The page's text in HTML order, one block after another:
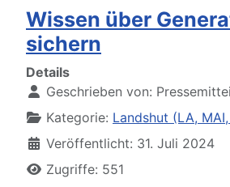
Wissen über
sichern
Details
Geschrieben von:
Kategorie: Landshut (LA,
Veröffentlicht: 31. Juli 2024
Zugriffe: 551